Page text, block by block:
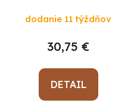
dodanie 11 týždňov
30,75 €
DETAIL